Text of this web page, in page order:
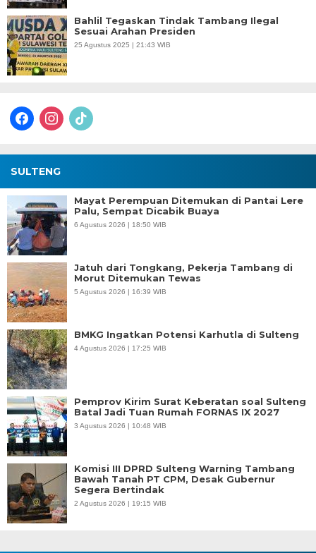
Bahlil Tegaskan Tindak Tambang Ilegal
Sesuai Arahan Presiden
25 Agustus 2025 | 21:43 WIB
facebookinstagram
tiktok
SULTENG
Mayat Perempuan Ditemukan di Pantai Lere
Palu, Sempat Dicabik Buaya
6 Agustus 2026 | 18:50 WIB
Jatuh dari Tongkang, Pekerja Tambang di
Morut Ditemukan Tewas
5 Agustus 2026 | 16:39 WIB
BMKG Ingatkan Potensi Karhutla di Sulteng
4 Agustus 2026 | 17:25 WIB
Pemprov Kirim Surat Keberatan soal Sulteng
Batal Jadi Tuan Rumah FORNAS IX 2027
3 Agustus 2026 | 10:48 WIB
Komisi III DPRD Sulteng Warning Tambang
Bawah Tanah PT CPM, Desak Gubernur
Segera Bertindak
2 Agustus 2026 | 19:15 WIB